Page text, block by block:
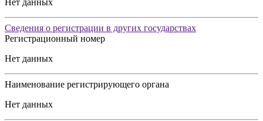
Сведения о регистрации в других государствах
Регистрационный номер
Нет данных
Наименование регистрирующего органа
Нет данных